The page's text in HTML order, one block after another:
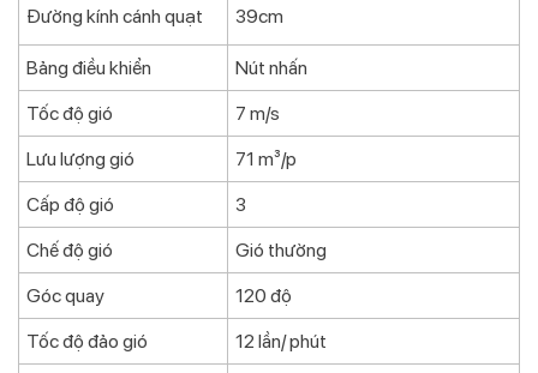
Đường kính cánh quạt 39cm
Bảng điều khiển
Nút nhấn
Tốc độ gió
7 m/s
Lưu lượng gió
71 m³/p
Cấp độ gió
3
Chế độ gió
Gió thường
Góc quay
120 độ
Tốc độ đảo gió
12 lần/ phút